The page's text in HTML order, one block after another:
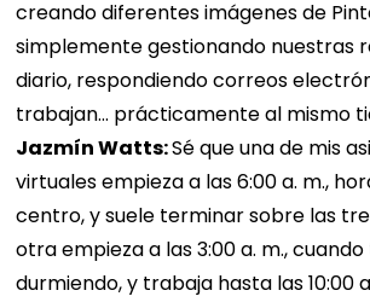
creando diferentes imágenes de
simplemente gestionando nuestras
diario, respondiendo correos
trabajan… prácticamente al mismo
Jazmín Watts:Sé que una de mis
virtuales empieza a las 6:00 a. m.,
centro, y suele terminar sobre las
otra empieza a las 3:00 a. m.,
durmiendo, y trabaja hasta las 10:00